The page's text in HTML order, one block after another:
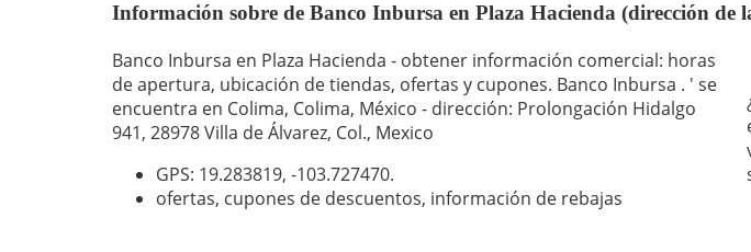
Información sobre de Banco Inbursa en Plaza Hacienda (dirección de
Banco Inbursa en Plaza Hacienda - obtener información comercial: horas
de apertura, ubicación de tiendas, ofertas y cupones. Banco Inbursa . ' se
encuentra en Colima, Colima, México - dirección: Prolongación Hidalgo
941, 28978 Villa de Álvarez, Col., Mexico
GPS: 19.283819, -103.727470.
ofertas, cupones de descuentos, información de rebajas